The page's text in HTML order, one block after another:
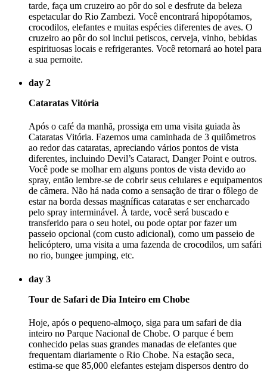
tarde, faça um cruzeiro ao pôr do sol e desfrute da beleza
espetacular do Rio Zambezi. Você encontrará hipopótamos,
crocodilos, elefantes e muitas espécies diferentes de aves. O
cruzeiro ao pôr do sol inclui petiscos, cerveja, vinho, bebidas
espirituosas locais e refrigerantes. Você retornará ao hotel para
a sua pernoite.
day 2
Cataratas Vitória
Após o café da manhã, prossiga em uma visita guiada às
Cataratas Vitória. Fazemos uma caminhada de 3 quilômetros
ao redor das cataratas, apreciando vários pontos de vista
diferentes, incluindo Devil’s Cataract, Danger Point e outros.
Você pode se molhar em alguns pontos de vista devido ao
spray, então lembre-se de cobrir seus celulares e equipamentos
de câmera. Não há nada como a sensação de tirar o fôlego de
estar na borda dessas magníficas cataratas e ser encharcado
pelo spray interminável. À tarde, você será buscado e
transferido para o seu hotel, ou pode optar por fazer um
passeio opcional (com custo adicional), como um passeio de
helicóptero, uma visita a uma fazenda de crocodilos, um safári
no rio, bungee jumping, etc.
day 3
Tour de Safari de Dia Inteiro em Chobe
Hoje, após o pequeno-almoço, siga para um safari de dia
inteiro no Parque Nacional de Chobe. O parque é bem
conhecido pelas suas grandes manadas de elefantes que
frequentam diariamente o Rio Chobe. Na estação seca,
estima-se que 85,000 elefantes estejam dispersos dentro do